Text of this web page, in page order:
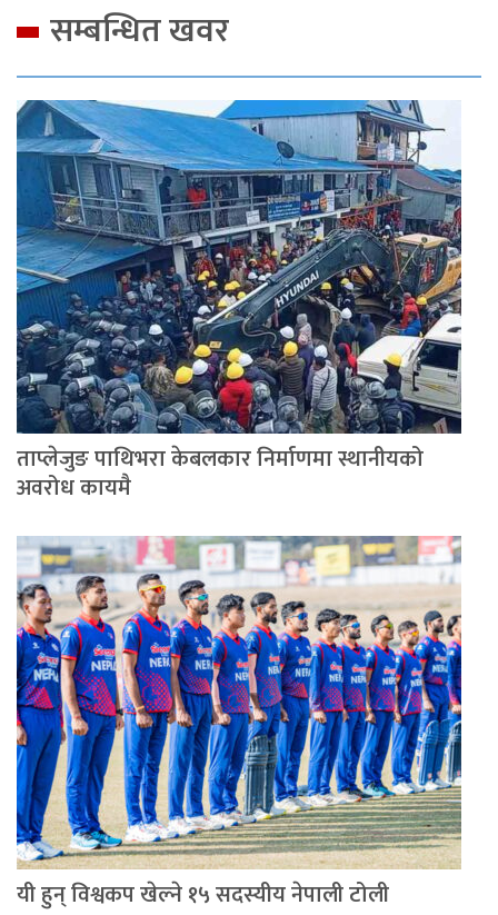
सम्बन्धित खवर
ताप्लेजुङ पाथिभरा केबलकार निर्माणमा स्थानीयको
अवरोध कायमै
यी हुन् विश्वकप खेल्ने १५ सदस्यीय नेपाली टोली